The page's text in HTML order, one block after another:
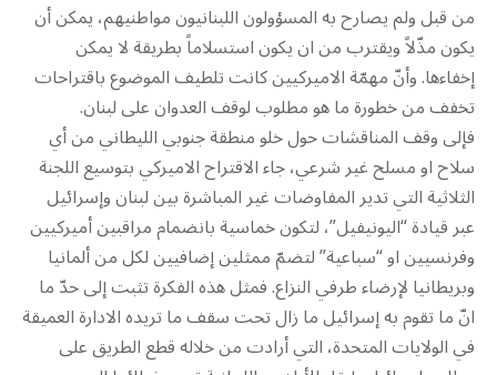
من قبل ولم يصارح به المسؤولون اللبنانيون مواطنيهم، يمكن أن
يكون مذّلاً ويقترب من ان يكون استسلاماً بطريقة لا يمكن
إخفاءها. وأنّ مهمّة الاميركيين كانت تلطيف الموضوع باقتراحات
تخفف من خطورة ما هو مطلوب لوقف العدوان على لبنان.
فإلى وقف المناقشات حول خلو منطقة جنوبي الليطاني من أي
سلاح او مسلح غير شرعي، جاء الاقتراح الاميركي بتوسيع اللجنة
الثلاثية التي تدير المفاوضات غير المباشرة بين لبنان وإسرائيل
عبر قيادة “اليونيفيل”، لتكون خماسية بانضمام مراقبين أميركيين
وفرنسيين او “سباعية” لتضمّ ممثلين إضافيين لكل من ألمانيا
وبريطانيا لإرضاء طرفي النزاع. فمثل هذه الفكرة تثبت إلى حدّ ما
انّ ما تقوم به إسرائيل ما زال تحت سقف ما تريده الادارة العميقة
في الولايات المتحدة، التي أرادت من خلاله قطع الطريق على